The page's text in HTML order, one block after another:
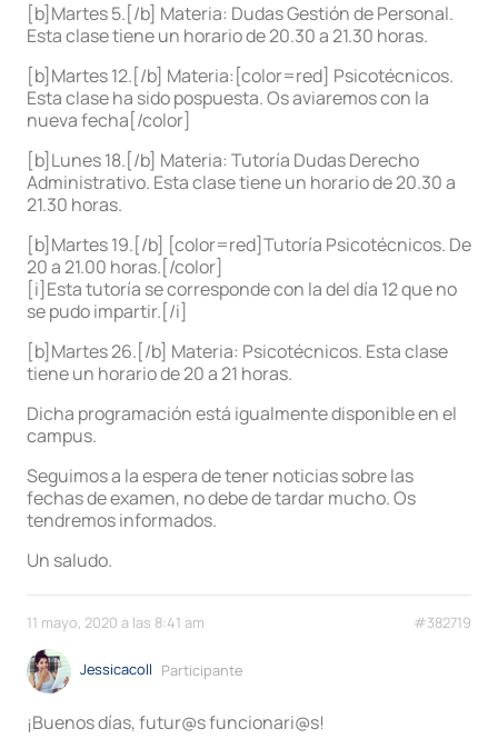
[b]Martes 5.[/b] Materia: Dudas Gestión de Personal.
Esta clase tiene un horario de 20.30 a 21.30 horas.
[b]Martes 12.[/b] Materia:[color=red] Psicotécnicos.
Esta clase ha sido pospuesta. Os aviaremos con la
nueva fecha[/color]
[b]Lunes 18.[/b] Materia: Tutoría Dudas Derecho
Administrativo. Esta clase tiene un horario de 20.30 a
21.30 horas.
[b]Martes 19.[/b] [color=red]Tutoría Psicotécnicos. De
20 a 21.00 horas.[/color]
[i]Esta tutoría se corresponde con la del día 12 que no
se pudo impartir.[/i]
[b]Martes 26.[/b] Materia: Psicotécnicos. Esta clase
tiene un horario de 20 a 21 horas.
Dicha programación está igualmente disponible en el
campus.
Seguimos a la espera de tener noticias sobre las
fechas de examen, no debe de tardar mucho. Os
tendremos informados.
Un saludo.
11 mayo, 2020 a las 8:41 am #382719
Jessicacoll Participante
¡Buenos días, futur@s funcionari@s!